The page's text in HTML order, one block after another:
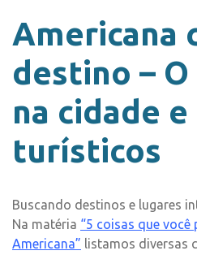
Americana
destino –
na cidade
turísticos
Buscando destinos e lugares
Na matéria “5 coisas que você
Americana” listamos diversas